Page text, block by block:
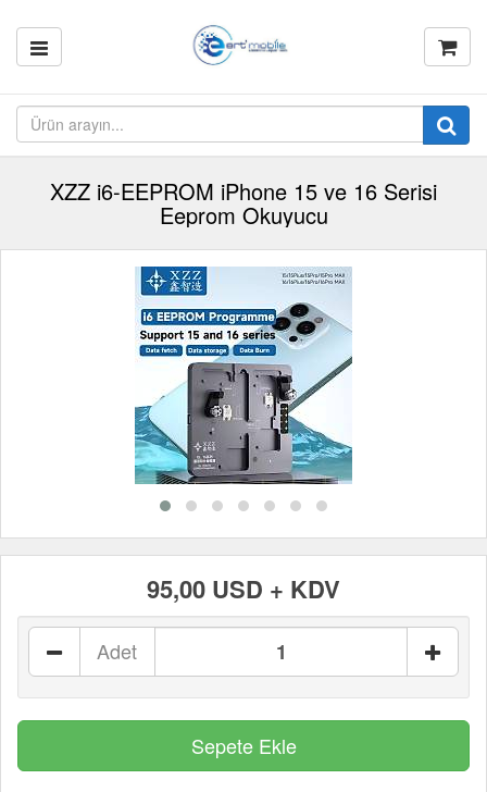
XZZ i6-EEPROM iPhone 15 ve 16 Serisi
Eeprom Okuyucu
95,00 USD + KDV
Adet